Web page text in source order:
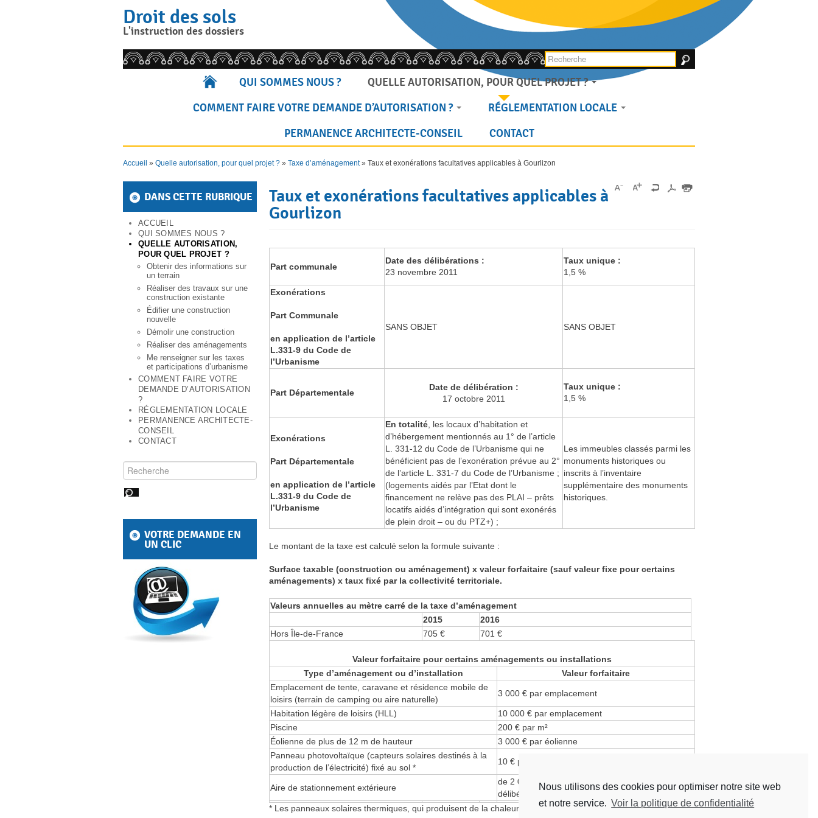
Droit des sols
L'instruction des dossiers
Rechercher pour :
QUI SOMMES NOUS ?
QUELLE AUTORISATION, POUR QUEL PROJET ?
COMMENT FAIRE VOTRE DEMANDE D’AUTORISATION ?
RÉGLEMENTATION LOCALE
PERMANENCE ARCHITECTE-CONSEIL
CONTACT
Accueil » Quelle autorisation, pour quel projet ? » Taxe d’aménagement» Taux et exonérations facultatives applicables à Gourlizon
DANS CETTE RUBRIQUE
ACCUEIL
QUI SOMMES NOUS ?
QUELLE AUTORISATION,
POUR QUEL PROJET ?
Obtenir des informations sur
un terrain
Réaliser des travaux sur une
construction existante
Édifier une construction
nouvelle
Démolir une construction
Réaliser des aménagements
Me renseigner sur les taxes
et participations d’urbanisme
COMMENT FAIRE VOTRE
DEMANDE D’AUTORISATION
?
RÉGLEMENTATION LOCALE
PERMANENCE ARCHITECTE-
CONSEIL
CONTACT
Rechercher pour :
VOTRE DEMANDE EN
UN CLIC
Taux et exonérations facultatives applicables à
Gourlizon
Part communale
Date des délibérations :
23 novembre 2011
Taux unique :
1,5 %
Exonérations
Part Communale
en application de l’article
L.331-9 du Code de
l’Urbanisme
SANS OBJET SANS OBJET
Part Départementale
Date de délibération :
17 octobre 2011
Taux unique :
1,5 %
Exonérations
Part Départementale
en application de l’article
L.331-9 du Code de
l’Urbanisme
En totalité , les locaux d’habitation et
d’hébergement mentionnés au 1° de l’article
L. 331-12 du Code de l’Urbanisme qui ne
bénéficient pas de l’exonération prévue au 2°
de l’article L. 331-7 du Code de l’Urbanisme ;
(logements aidés par l’Etat dont le
financement ne relève pas des PLAI – prêts
locatifs aidés d’intégration qui sont exonérés
de plein droit – ou du PTZ+) ;
Les immeubles classés parmi les
monuments historiques ou
inscrits à l’inventaire
supplémentaire des monuments
historiques.
Le montant de la taxe est calculé selon la formule suivante :
Surface taxable (construction ou aménagement) x valeur forfaitaire (sauf valeur fixe pour certains
aménagements) x taux fixé par la collectivité territoriale.
Valeurs annuelles au mètre carré de la taxe d’aménagement
2015
2016
Hors Île-de-France
705 € 701 €
Valeur forfaitaire pour certains aménagements ou installations
Type d’aménagement ou d’installation
Valeur forfaitaire
Emplacement de tente, caravane et résidence mobile de
loisirs (terrain de camping ou aire naturelle)
3 000 € par emplacement
Habitation légère de loisirs (HLL)
10 000 € par emplacement
Piscine
200 € par m²
Éolienne de plus de 12 m de hauteur
3 000 € par éolienne
Panneau photovoltaïque (capteurs solaires destinés à la
production de l’électricité) fixé au sol *
10 € par m² de surface de panneau
Aire de stationnement extérieure
de 2 000 € à 5 000 € par emplacement (selon la
délibération de la collectivité territoriale).
* Les panneaux solaires thermiques, qui produisent de la chaleur, ne sont pas taxés.
Nous utilisons des cookies pour optimiser notre site web
et notre service. Voir la politique de confidentialité